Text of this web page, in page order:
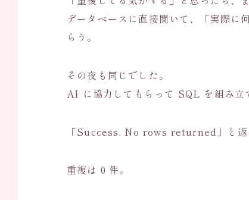
データベースに直接聞いて、「実際
らう。
その夜も同じでした。
AI に協力してもらって SQL を組み立
「Success. No rows returned」と返
重複は 0 件。